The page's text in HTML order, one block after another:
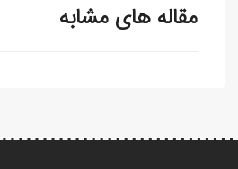
مقاله های مشابه